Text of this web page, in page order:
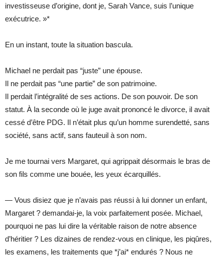
investisseuse d’origine, dont je, Sarah Vance, suis l’unique
exécutrice. »*
En un instant, toute la situation bascula.
Michael ne perdait pas “juste” une épouse.
Il ne perdait pas “une partie” de son patrimoine.
Il perdait l’intégralité de ses actions. De son pouvoir. De son
statut. À la seconde où le juge avait prononcé le divorce, il avait
cessé d’être PDG. Il n’était plus qu’un homme surendetté, sans
société, sans actif, sans fauteuil à son nom.
Je me tournai vers Margaret, qui agrippait désormais le bras de
son fils comme une bouée, les yeux écarquillés.
— Vous disiez que je n’avais pas réussi à lui donner un enfant,
Margaret ? demandai-je, la voix parfaitement posée. Michael,
pourquoi ne pas lui dire la véritable raison de notre absence
d’héritier ? Les dizaines de rendez-vous en clinique, les piqûres,
les examens, les traitements que *j’ai* endurés ? Nous ne